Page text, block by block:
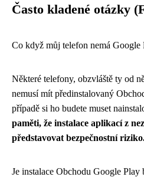
Často kladené otázky
Co když můj telefon nemá Google
Některé telefony, obzvláště ty od
nemusí mít předinstalovaný
případě si ho budete muset
paměti, že instalace aplikací z
představovat bezpečnostní
Je instalace Obchodu Google Play